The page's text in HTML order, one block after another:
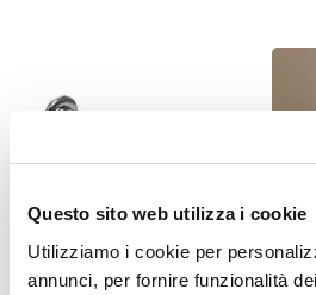
Questo sito web utilizza i cookie
Utilizziamo i cookie per
annunci, per fornire funzionalità
Struttura posteriore aperta
Cassetto sagomato per
Effetto